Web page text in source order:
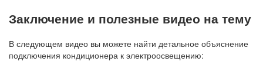
Заключение и полезные видео на тему
В следующем видео вы можете найти детальное объяснение
подключения кондиционера к электроосвещению: